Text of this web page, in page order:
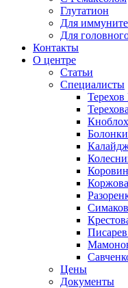
Глутатион
Для
Для
Контакты
О центре
Статьи
Специалисты
Цены
Документы